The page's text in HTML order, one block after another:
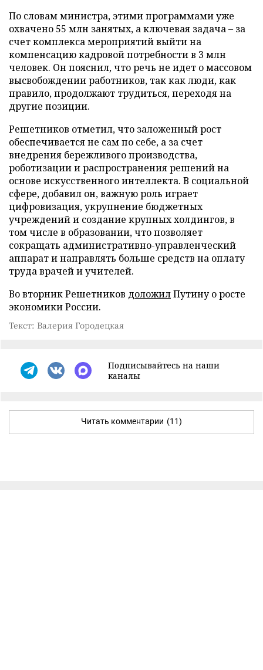
По словам министра, этими программами уже
охвачено 55 млн занятых, а ключевая задача – за
счет комплекса мероприятий выйти на
компенсацию кадровой потребности в 3 млн
человек. Он пояснил, что речь не идет о массовом
высвобождении работников, так как люди, как
правило, продолжают трудиться, переходя на
другие позиции.
Решетников отметил, что заложенный рост
обеспечивается не сам по себе, а за счет
внедрения бережливого производства,
роботизации и распространения решений на
основе искусственного интеллекта. В социальной
сфере, добавил он, важную роль играет
цифровизация, укрупнение бюджетных
учреждений и создание крупных холдингов, в
том числе в образовании, что позволяет
сокращать административно-управленческий
аппарат и направлять больше средств на оплату
труда врачей и учителей.
Во вторник Решетников доложилПутину о росте
экономики России.
Текст: Валерия Городецкая
Подписывайтесь на наши
каналы
Читать комментарии (11)